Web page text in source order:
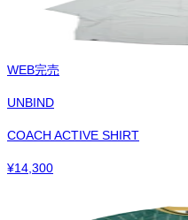
WEB完売
UNBIND
COACH ACTIVE SHIRT
¥14,300